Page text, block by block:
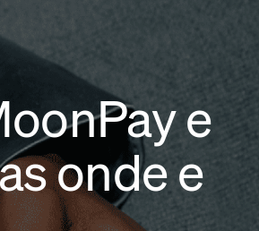
e
onde e